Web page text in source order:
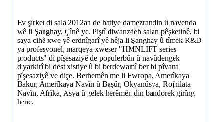
Ev şîrket di sala 2012an de hatiye damezrandin û navenda
wê li Şanghay, Çînê ye. Piştî diwanzdeh salan pêşketinê, bi
saya cihê xwe yê erdnîgarî yê hêja li Şanghay û tîmek R&D
ya profesyonel, marqeya xweser "HMNLIFT series
products" di pîşesaziyê de populerbûn û navûdengek
diyarkirî bi dest xistiye û bi berdewamî ber bi pîvana
pîşesaziyê ve diçe. Berhemên me li Ewropa, Amerîkaya
Bakur, Amerîkaya Navîn û Başûr, Okyanûsya, Rojhilata
Navîn, Afrîka, Asya û gelek herêmên din bandorek girîng
hene.